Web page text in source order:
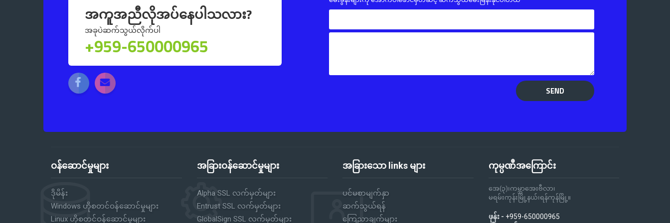
အကူအညီလိုအပ်နေပါသလား?
အခုပဲဆက်သွယ်လိုက်ပါ
+959-650000965
SEND
ဝန်ဆောင်မှုများ
ဒိုမိန်း
Windows ဟိုစတင်ဝန်ဆောင်မှုများ
Linux ဟိုစတင်ဝန်ဆောင်မှုများ
အခြားဝန်ဆောင်မှုများ
Alpha SSL လက်မှတ်များ
Entrust SSL လက်မှတ်များ
GlobalSign SSL လက်မှတ်များ
အခြားသော links များ
ပင်မစာမျက်နှာ
ဆက်သွယ်ရန်
ကြေညာချက်များ
ကုမ္ပဏီအကြောင်း
အေ(၃)၊ကမ္ဘာအေးဗီလာ၊
မရမ်းကုန်းမြို့နယ်၊ရန်ကုန်မြို့။
ဖုန်း - +959-650000965